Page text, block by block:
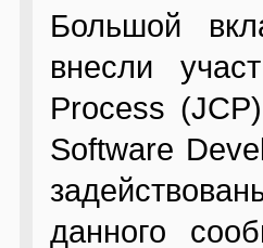
Большой
внесли
Process
Software
данного